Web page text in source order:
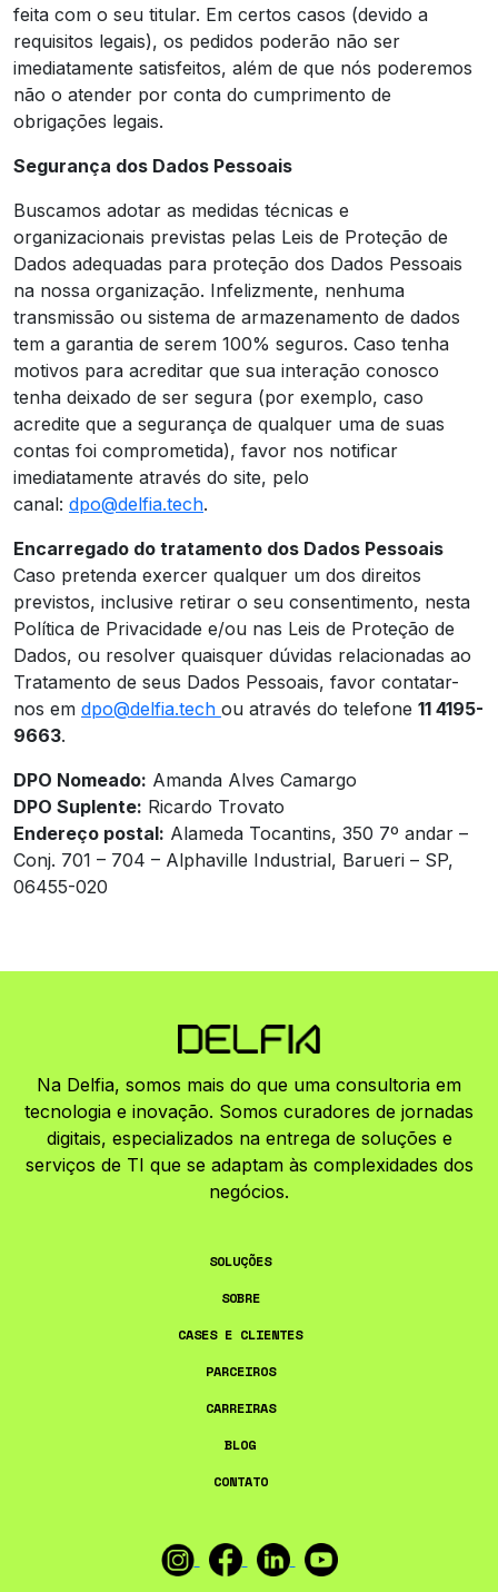
feita com o seu titular. Em certos casos (devido a
requisitos legais), os pedidos poderão não ser
imediatamente satisfeitos, além de que nós poderemos
não o atender por conta do cumprimento de
obrigações legais.
Segurança dos Dados Pessoais
Buscamos adotar as medidas técnicas e
organizacionais previstas pelas Leis de Proteção de
Dados adequadas para proteção dos Dados Pessoais
na nossa organização. Infelizmente, nenhuma
transmissão ou sistema de armazenamento de dados
tem a garantia de serem 100% seguros. Caso tenha
motivos para acreditar que sua interação conosco
tenha deixado de ser segura (por exemplo, caso
acredite que a segurança de qualquer uma de suas
contas foi comprometida), favor nos notificar
imediatamente através do site, pelo
canal: dpo@delfia.tech.
Encarregado do tratamento dos Dados Pessoais
Caso pretenda exercer qualquer um dos direitos
previstos, inclusive retirar o seu consentimento, nesta
Política de Privacidade e/ou nas Leis de Proteção de
Dados, ou resolver quaisquer dúvidas relacionadas ao
Tratamento de seus Dados Pessoais, favor contatar-
nos em dpo@delfia.tech ou através do telefone 11 4195-
9663.
DPO Nomeado: Amanda Alves Camargo
DPO Suplente: Ricardo Trovato
Endereço postal: Alameda Tocantins, 350 7º andar –
Conj. 701 – 704 – Alphaville Industrial, Barueri – SP,
06455-020
Na Delfia, somos mais do que uma consultoria em
tecnologia e inovação. Somos curadores de jornadas
digitais, especializados na entrega de soluções e
serviços de TI que se adaptam às complexidades dos
negócios.
SOLUÇÕES
SOBRE
CASES E CLIENTES
PARCEIROS
CARREIRAS
BLOG
CONTATO